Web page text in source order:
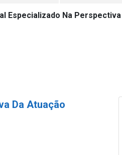
Especializado Na
Da Atuação